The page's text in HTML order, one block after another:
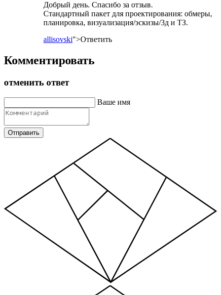
Добрый день. Спасибо за отзыв.
Стандартный пакет для проектирования: обмеры,
планировка, визуализация/эскизы/3д и ТЗ.
allisovski">Ответить
Комментировать
отменить ответ
Ваше имя